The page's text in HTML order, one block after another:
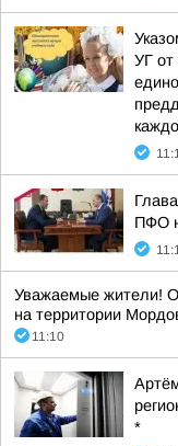
УГ от
ПФО
Уважаемые жители!
на территории
11:10
*